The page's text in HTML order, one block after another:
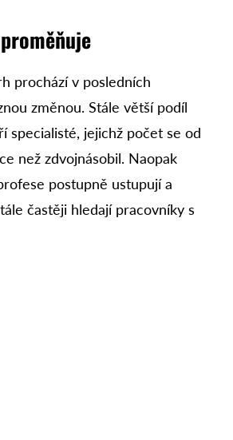
prochází v posledních
změnou. Stále větší podíl
specialisté, jejichž počet se od
než zdvojnásobil. Naopak
postupně ustupují a
častěji hledají pracovníky s